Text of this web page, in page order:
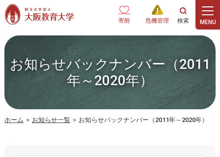
本文へ
寄附 危機管理
お知らせバックナンバー（2011
年～2020年）
ホーム > お知らせ一覧 > お知らせバックナンバー（2011年～2020年）